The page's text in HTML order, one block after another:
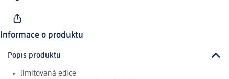
Informace o produktu
Popis produktu
limitovaná edice